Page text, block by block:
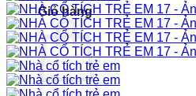
Giỏ hàng